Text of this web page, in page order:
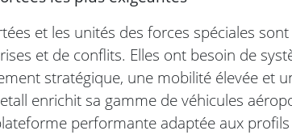
et les unités des forces spéciales
et de conflits. Elles ont besoin de
stratégique, une mobilité élevée et
enrichit sa gamme de véhicules
performante adaptée aux